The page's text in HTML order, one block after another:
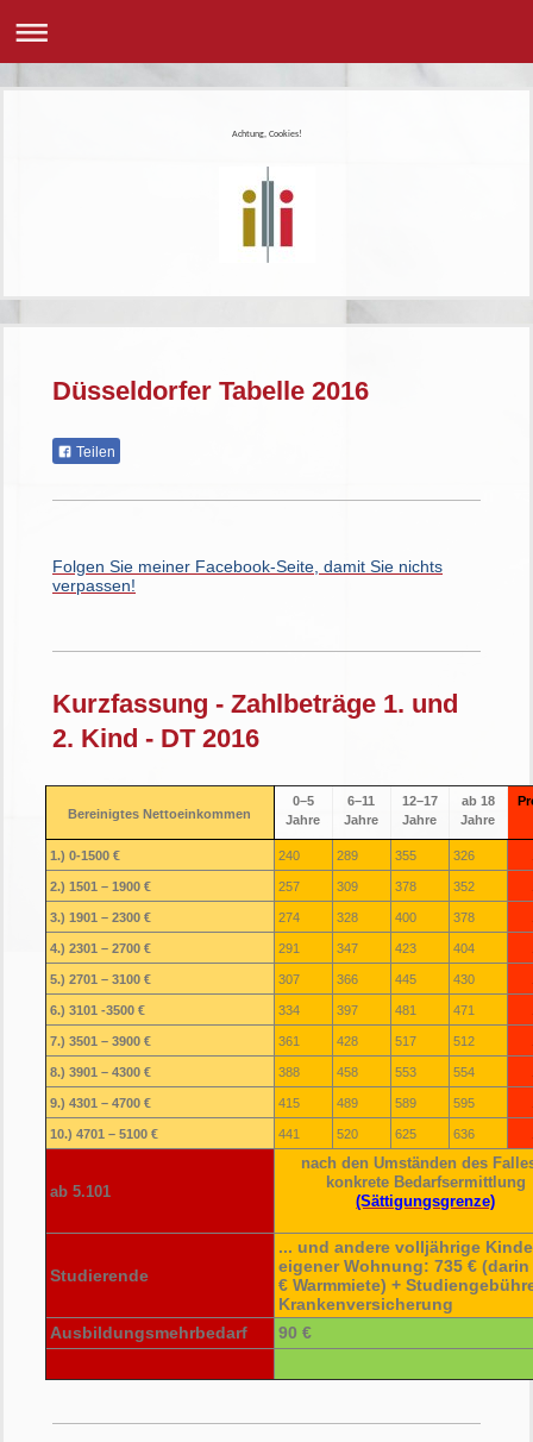
Achtung, Cookies!
Düsseldorfer Tabelle 2016
Teilen
Folgen Sie meiner Facebook-Seite, damit Sie nichts
verpassen!
Kurzfassung - Zahlbeträge 1. und
2. Kind - DT 2016
Bereinigtes Nettoeinkommen
0–5
Jahre
6–11
Jahre
12–17
Jahre
ab 18
Jahre
1.) 0-1500 € 240 289 355 326
2.) 1501 – 1900 € 257 309 378 352
3.) 1901 – 2300 € 274 328 400 378
4.) 2301 – 2700 € 291 347 423 404
5.) 2701 – 3100 € 307 366 445 430
6.) 3101 -3500 € 334 397 481 471
7.) 3501 – 3900 € 361 428 517 512
8.) 3901 – 4300 € 388 458 553 554
9.) 4301 – 4700 € 415 489 589 595
10.) 4701 – 5100 € 441 520 625 636
ab 5.101
nach den Umständen des
konkrete Bedarfsermittlung
(Sättigungsgrenze)
Studierende
... und andere volljährige
eigener Wohnung: 735 € (darin
€ Warmmiete) +
Krankenversicherung
Ausbildungsmehrbedarf
90 €